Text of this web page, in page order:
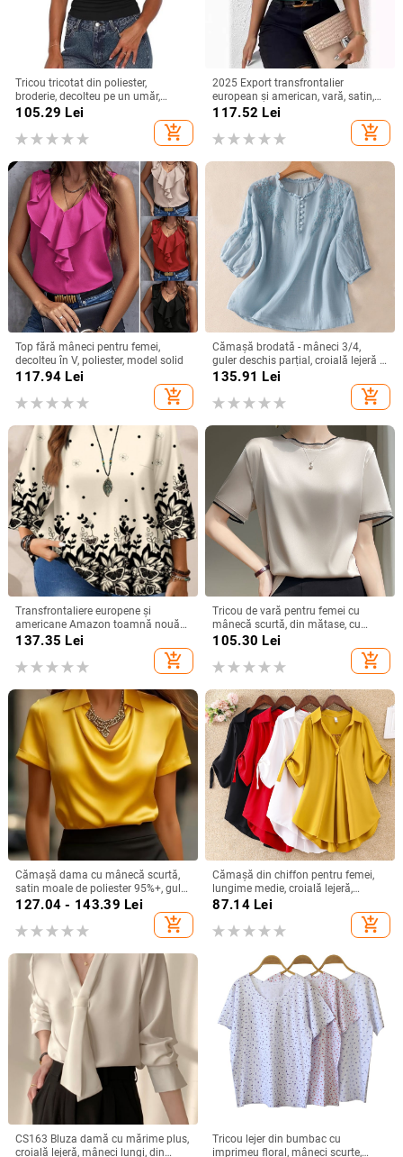
Tricou tricotat din poliester,
broderie, decolteu pe un umăr,
mâneci raglan, croială slim
105.29 Lei
add_shopping_cart
2025 Export transfrontalier
european și american, vară, satin,
cu mânecă scurtă, din satin răsucit,
culoare pură, top versatil, larg,
pentru femei
117.52 Lei
add_shopping_cart
Top fără mâneci pentru femei,
decolteu în V, poliester, model solid
117.94 Lei
add_shopping_cart
Cămașă brodată - mâneci 3/4,
guler deschis parțial, croială lejeră -
bumbac și in
135.91 Lei
add_shopping_cart
Transfrontaliere europene și
americane Amazon toamnă nouă
plus mărime femei moda
mânecă trei sferturi topuri femei
137.35 Lei
add_shopping_cart
Tricou de vară pentru femei cu
mânecă scurtă, din mătase, cu
guler rotund și organza, cu bază de
satin și acid acetic, vrac, din mătase
Mulberry
105.30 Lei
add_shopping_cart
Cămașă dama cu mânecă scurtă,
satin moale de poliester 95%+, guler
turn-down, pull-over, lungime
regular, stil elegant pentru deplasări
zilnice
127.04 - 143.39 Lei
add_shopping_cart
Cămașă din chiffon pentru femei,
lungime medie, croială lejeră,
mâneci scurte, model uni, conținut
87.14Lei
add_shopping_cart
CS163 Bluza damă cu mărime plus,
croială lejeră, mâneci lungi, din
Tricou lejer din bumbac cu
imprimeu floral, mâneci scurte,